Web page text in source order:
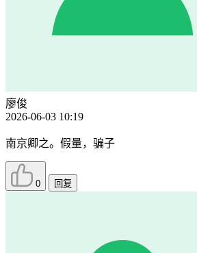
廖俊
2026-06-03 10:19
南京卿之。假量，骗子
0 回复